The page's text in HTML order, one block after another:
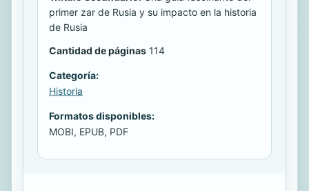
primer zar de Rusia y su impacto en la historia
de Rusia
Cantidad de páginas 114
Categoría:
Historia
Formatos disponibles:
MOBI, EPUB, PDF